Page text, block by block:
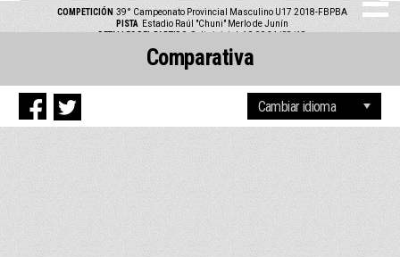
COMPETICIÓN 39° Campeonato Provincial Masculino U17 2018-FBPBA
PISTA
Estadio Raúl "Chuni" Merlo de Junín
DETALLES DEL PARTIDO Salto inicial: 10:00 24/08/18
Comparativa